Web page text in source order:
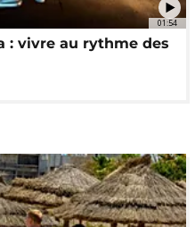
01:54
: vivre au rythme des